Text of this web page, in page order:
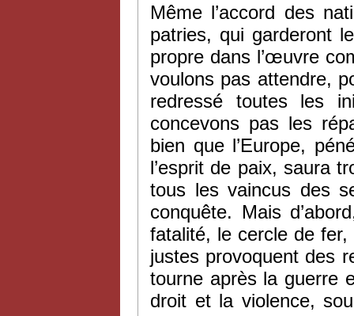
Même l’accord des
patries, qui garderont
propre dans l’œuvre
voulons pas attendre,
redressé toutes les
concevons pas les
bien que l’Europe,
l’esprit de paix, saura
tous les vaincus des
conquête. Mais
fatalité, le cercle de
justes provoquent des
tourne après la guerre
droit et la violence,